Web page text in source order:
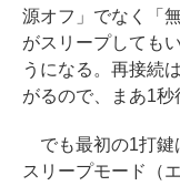
源オフ」でなく「
がスリープしても
うになる。再接続
がるので、まあ1秒
でも最初の1打鍵
スリープモード（